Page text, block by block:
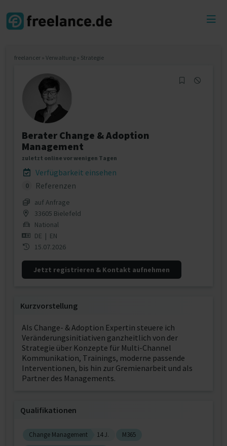
freelancer » Verwaltung » Strategie
Berater Change & Adoption
Management
zuletzt online vor wenigen Tagen
Verfügbarkeit einsehen
0 Referenzen
auf Anfrage
33605 Bielefeld
National
DE | EN
15.07.2026
Jetzt registrieren & Kontakt aufnehmen
Kurzvorstellung
Als Change- & Adoption Expertin steuere ich
Veränderungsinitiativen ganzheitlich von der
Strategie über Konzepte für Multi-Channel
Kommunikation, Trainings, moderne passende
Interventionen, bis hin zur Gremienarbeit und als
Partner des Managements.
Qualifikationen
Change Management 14 J.
M365